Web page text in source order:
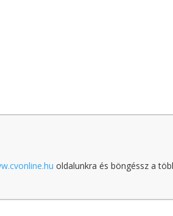
oldalunkra és böngéssz a